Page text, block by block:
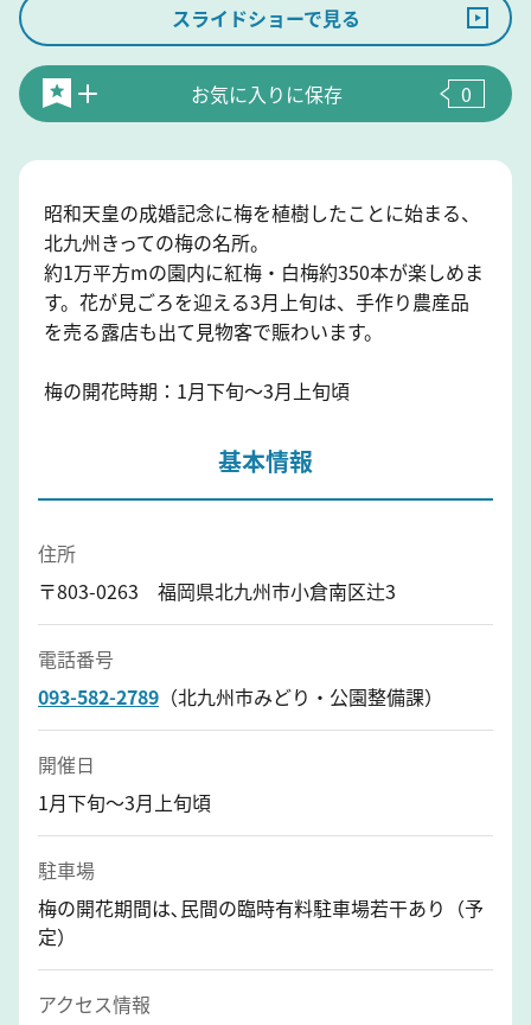
スライドショーで見る
お気に入りに保存 0
昭和天皇の成婚記念に梅を植樹したことに始まる、
北九州きっての梅の名所。
約1万平方mの園内に紅梅・白梅約350本が楽しめま
す。花が見ごろを迎える3月上旬は、手作り農産品
を売る露店も出て見物客で賑わいます。
梅の開花時期：1月下旬～3月上旬頃
基本情報
住所
〒803-0263 福岡県北九州市小倉南区辻3
電話番号
093-582-2789 （北九州市みどり・公園整備課）
開催日
1月下旬～3月上旬頃
駐車場
梅の開花期間は､民間の臨時有料駐車場若干あり（予
定）
アクセス情報